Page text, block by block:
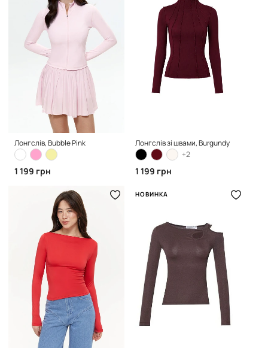
Лонгслів, Bubble Pink
1 199 грн
Лонгслів зі швами, Burgundy
+2
1 199 грн
НОВИНКА